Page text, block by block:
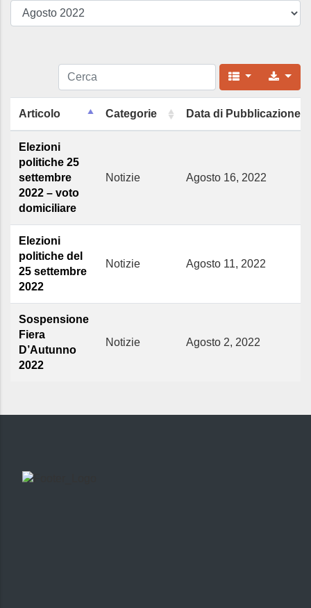
Articolo Categorie Data di Pubblicazione
Elezioni
politiche 25
settembre
2022 – voto
domiciliare
Notizie Agosto 16, 2022
Elezioni
politiche del
25 settembre
2022
Notizie Agosto 11, 2022
Sospensione
Fiera
D’Autunno
2022
Notizie Agosto 2, 2022